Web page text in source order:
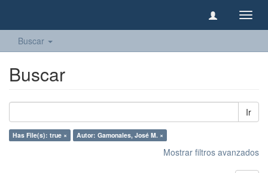
Buscar
Buscar
Ir
Has File(s): true × Autor: Gamonales, José M. ×
Mostrar filtros avanzados